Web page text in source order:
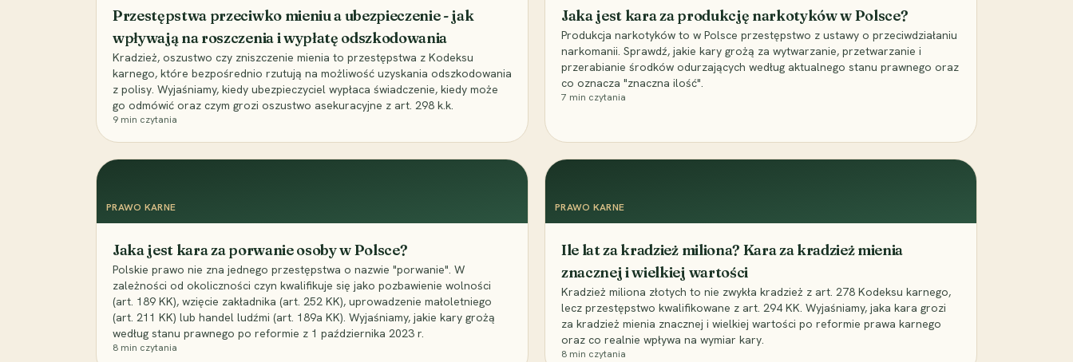
Przestępstwa przeciwko mieniu a ubezpieczenie - jak
wpływają na roszczenia i wypłatę odszkodowania
Kradzież, oszustwo czy zniszczenie mienia to przestępstwa z Kodeksu
karnego, które bezpośrednio rzutują na możliwość uzyskania odszkodowania
z polisy. Wyjaśniamy, kiedy ubezpieczyciel wypłaca świadczenie, kiedy może
go odmówić oraz czym grozi oszustwo asekuracyjne z art. 298 k.k.
9 min czytania
Jaka jest kara za produkcję narkotyków w Polsce?
Produkcja narkotyków to w Polsce przestępstwo z ustawy o przeciwdziałaniu
narkomanii. Sprawdź, jakie kary grożą za wytwarzanie, przetwarzanie i
przerabianie środków odurzających według aktualnego stanu prawnego oraz
co oznacza "znaczna ilość".
7 min czytania
PRAWO KARNE
Jaka jest kara za porwanie osoby w Polsce?
Polskie prawo nie zna jednego przestępstwa o nazwie "porwanie". W
zależności od okoliczności czyn kwalifikuje się jako pozbawienie wolności
(art. 189 KK), wzięcie zakładnika (art. 252 KK), uprowadzenie małoletniego
(art. 211 KK) lub handel ludźmi (art. 189a KK). Wyjaśniamy, jakie kary grożą
według stanu prawnego po reformie z 1 października 2023 r.
8 min czytania
PRAWO KARNE
Ile lat za kradzież miliona? Kara za kradzież mienia
znacznej i wielkiej wartości
Kradzież miliona złotych to nie zwykła kradzież z art. 278 Kodeksu karnego,
lecz przestępstwo kwalifikowane z art. 294 KK. Wyjaśniamy, jaka kara grozi
za kradzież mienia znacznej i wielkiej wartości po reformie prawa karnego
oraz co realnie wpływa na wymiar kary.
8 min czytania